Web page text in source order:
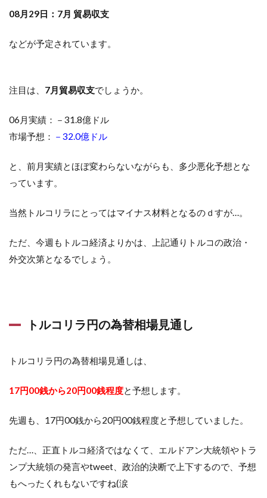
08月29日：7月 貿易収支
などが予定されています。
注目は、 7月貿易収支でしょうか。
06月実績：－31.8億ドル
市場予想： －32.0億ドル
と、前月実績とほぼ変わらないながらも、多少悪化予想とな
っています。
当然トルコリラにとってはマイナス材料となるのｄすが…。
ただ、今週もトルコ経済よりかは、上記通りトルコの政治・
外交次第となるでしょう。
トルコリラ円の為替相場見通し
トルコリラ円の為替相場見通しは、
17円00銭から20円00銭程度と予想します。
先週も、17円00銭から20円00銭程度と予想していました。
ただ…、正直トルコ経済ではなくて、エルドアン大統領やトラ
ンプ大統領の発言やtweet、政治的決断で上下するので、予想
もへったくれもないですね(涙